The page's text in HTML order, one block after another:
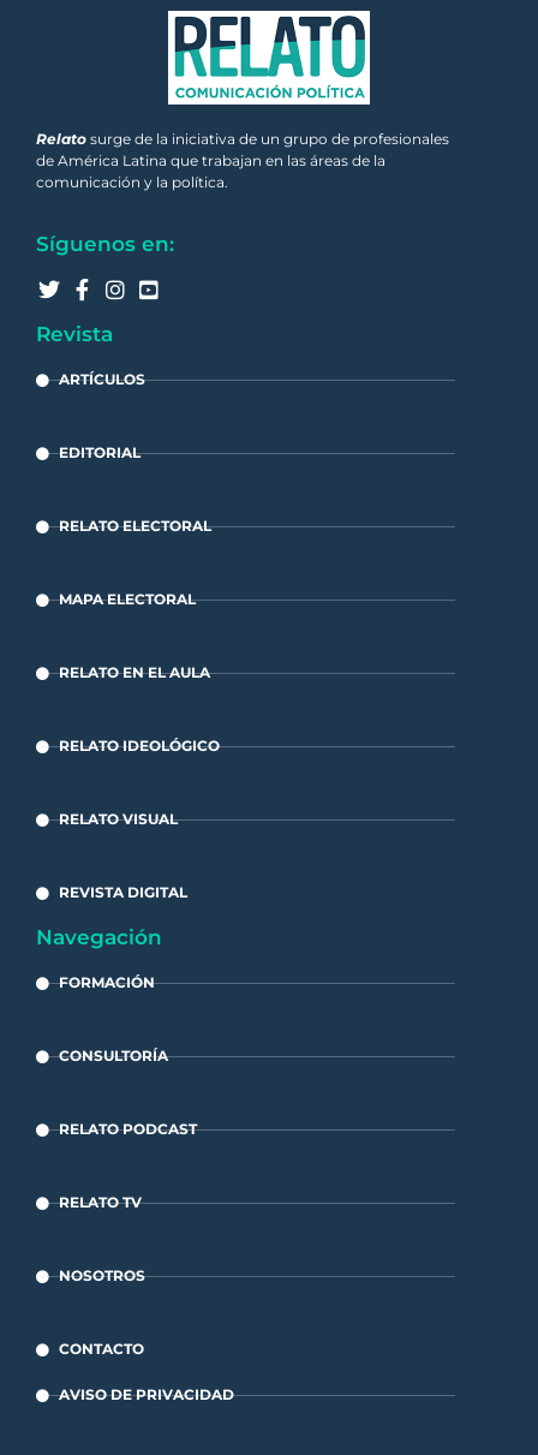
Relato surge de la iniciativa de un grupo de profesionales
de América Latina que trabajan en las áreas de la
comunicación y la política.
Síguenos en:
Revista
ARTÍCULOS
EDITORIAL
RELATO ELECTORAL
MAPA ELECTORAL
RELATO EN EL AULA
RELATO IDEOLÓGICO
RELATO VISUAL
REVISTA DIGITAL
Navegación
FORMACIÓN
CONSULTORÍA
RELATO PODCAST
RELATO TV
NOSOTROS
CONTACTO
AVISO DE PRIVACIDAD